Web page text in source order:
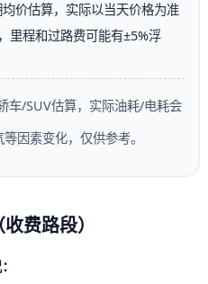
价估算，实际以当天价格为准
里程和过路费可能有±5%浮
车/SUV估算，实际油耗/电耗会
因素变化，仅供参考。
费路段）